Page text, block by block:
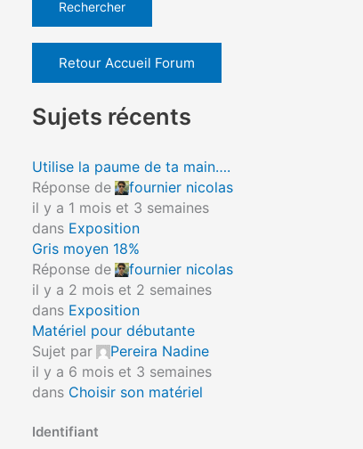
Retour Accueil Forum
Sujets récents
Utilise la paume de ta main….
Réponse de
fournier nicolas
il y a 1 mois et 3 semaines
dans Exposition
Gris moyen 18%
Réponse de
fournier nicolas
il y a 2 mois et 2 semaines
dans Exposition
Matériel pour débutante
Sujet par
Pereira Nadine
il y a 6 mois et 3 semaines
dans Choisir son matériel
Identifiant